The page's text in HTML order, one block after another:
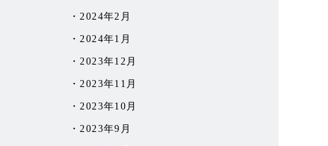
2024年2月
2024年1月
2023年12月
2023年11月
2023年10月
2023年9月